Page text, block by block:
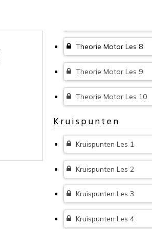
Theorie Motor Les 8
Theorie Motor Les 9
Theorie Motor Les 10
Kruispunten
Kruispunten Les 1
Kruispunten Les 2
Kruispunten Les 3
Kruispunten Les 4